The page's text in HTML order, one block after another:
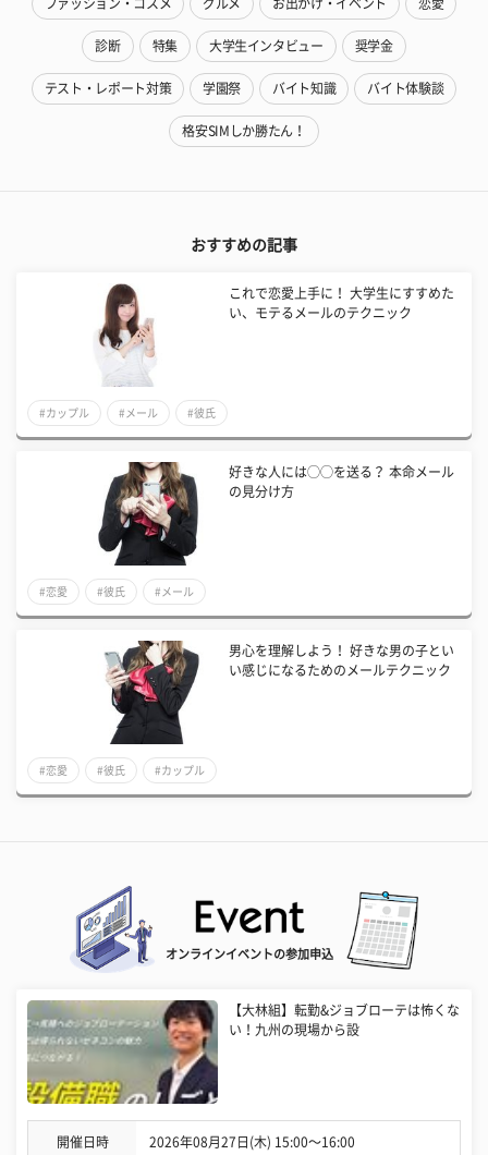
ファッション・コスメ グルメ お出かけ・イベント 恋愛
診断 特集 大学生インタビュー 奨学金
テスト・レポート対策 学園祭 バイト知識 バイト体験談
格安SIMしか勝たん！
おすすめの記事
これで恋愛上手に！ 大学生にすすめた
い、モテるメールのテクニック
#カップル #メール #彼氏
好きな人には◯◯を送る？ 本命メール
の見分け方
#恋愛 #彼氏 #メール
男心を理解しよう！ 好きな男の子とい
い感じになるためのメールテクニック
#恋愛 #彼氏 #カップル
オンラインイベントの参加申込
【大林組】転勤&ジョブローテは怖くな
い！九州の現場から設
開催日時 2026年08月27日(木) 15:00〜16:00